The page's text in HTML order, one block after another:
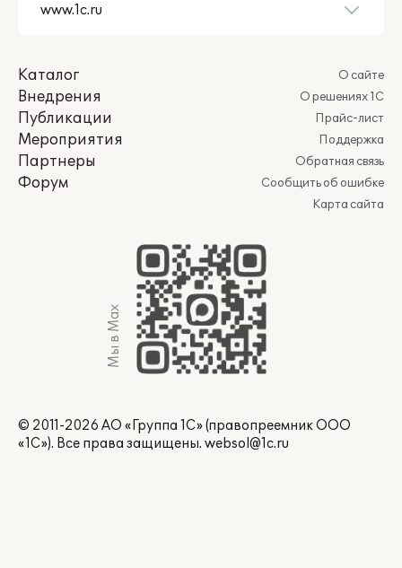
Каталог
Внедрения
Публикации
Мероприятия
Партнеры
Форум
О сайте
О решениях 1С
Прайс-лист
Поддержка
Обратная связь
Сообщить об ошибке
Карта сайта
Мы в Max
© 2011-2026 АО «Группа 1С» (правопреемник ООО
«1С»). Все права защищены. websol@1c.ru